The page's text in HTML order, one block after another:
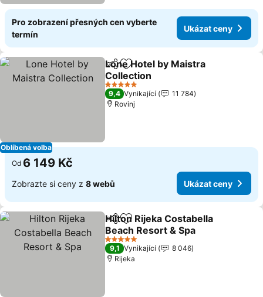
Pro zobrazení přesných cen vyberte
termín
Ukázat ceny
Oblíbená volba
SdíletPřidat na seznam oblíbených
Lone Hotel by Maistra
Collection
5 Počet hvězdiček
9,4 Vynikající
11 784
Rovinj
Od 6 149 Kč
Zobrazte si ceny z 8 webů Ukázat ceny
SdíletPřidat na seznam oblíbených
Hilton Rijeka Costabella
Beach Resort & Spa
5 Počet hvězdiček
9,1 Vynikající
8 046
Rijeka